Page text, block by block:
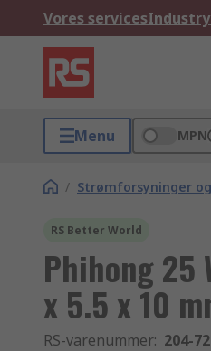
Vores services
Menu MPN
/ Strømforsyninger
RS Better World
Phihong 25
x 5.5 x 10
RS-varenummer: 204-